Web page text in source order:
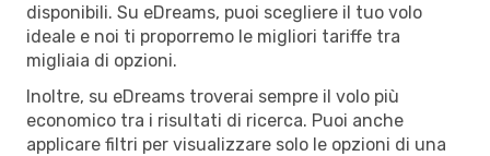
disponibili. Su eDreams, puoi scegliere il tuo volo
ideale e noi ti proporremo le migliori tariffe tra
migliaia di opzioni.
Inoltre, su eDreams troverai sempre il volo più
economico tra i risultati di ricerca. Puoi anche
applicare filtri per visualizzare solo le opzioni di una